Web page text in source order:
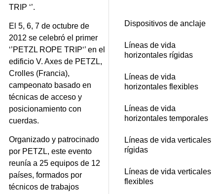
TRIP ‘’.
El 5, 6, 7 de octubre de
2012 se celebró el primer
‘’PETZL ROPE TRIP‘’ en el
edificio V. Axes de PETZL,
Crolles (Francia),
campeonato basado en
técnicas de acceso y
posicionamiento con
cuerdas.
Organizado y patrocinado
por PETZL, este evento
reunía a 25 equipos de 12
países, formados por
técnicos de trabajos
Dispositivos de anclaje
Líneas de vida
horizontales rígidas
Líneas de vida
horizontales flexibles
Líneas de vida
horizontales temporales
Líneas de vida verticales
rígidas
Líneas de vida verticales
flexibles